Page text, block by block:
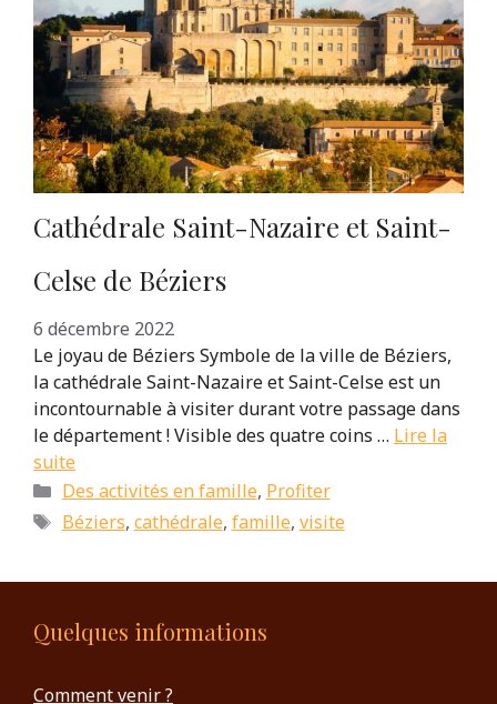
Cathédrale Saint-Nazaire et Saint-
Celse de Béziers
6 décembre 2022
Le joyau de Béziers Symbole de la ville de Béziers,
la cathédrale Saint-Nazaire et Saint-Celse est un
incontournable à visiter durant votre passage dans
le département ! Visible des quatre coins … Lire la
suite
Catégories
Des activités en famille, Profiter
Étiquettes
Béziers, cathédrale, famille, visite
Quelques informations
Comment venir ?